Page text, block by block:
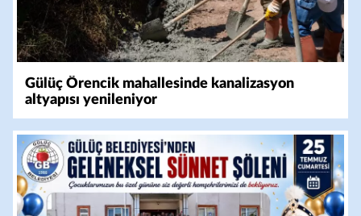
Gülüç Örencik mahallesinde kanalizasyon
altyapısı yenileniyor